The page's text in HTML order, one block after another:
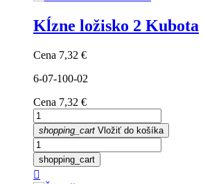
Kĺzne ložisko 2 Kubota
Cena 7,32 €
6-07-100-02
Cena 7,32 €
shopping_cart Vložiť do košíka
shopping_cart
